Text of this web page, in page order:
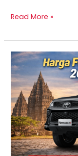
Read More »
TERBARU
2026!
Harga
Innova
Reborn
Diesel
Yogyakarta
–